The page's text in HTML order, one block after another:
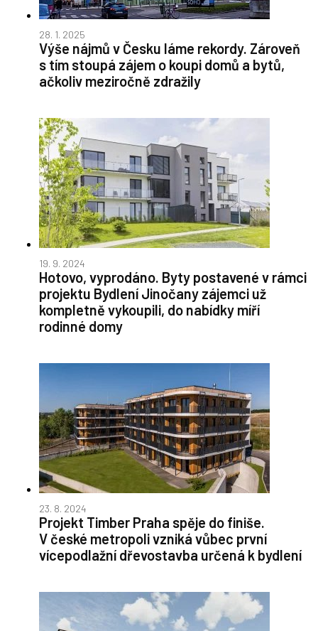
28. 1. 2025
Výše nájmů v Česku láme rekordy. Zároveň
s tím stoupá zájem o koupi domů a bytů,
ačkoliv meziročně zdražily
19. 9. 2024
Hotovo, vyprodáno. Byty postavené v rámci
projektu Bydlení Jinočany zájemci už
kompletně vykoupili, do nabídky míří
rodinné domy
23. 8. 2024
Projekt Timber Praha spěje do finiše.
V české metropoli vzniká vůbec první
vícepodlažní dřevostavba určená k bydlení